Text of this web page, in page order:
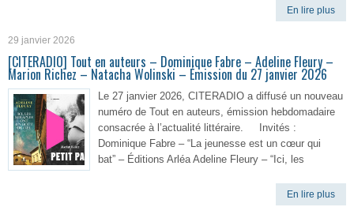
En lire plus
29 janvier 2026
[CITERADIO] Tout en auteurs – Dominique Fabre – Adeline Fleury –
Marion Richez – Natacha Wolinski – Émission du 27 janvier 2026
Le 27 janvier 2026, CITERADIO a diffusé un nouveau
numéro de Tout en auteurs, émission hebdomadaire
consacrée à l’actualité littéraire. Invités :
Dominique Fabre – “La jeunesse est un cœur qui
bat” – Éditions Arléa Adeline Fleury – “Ici, les
En lire plus